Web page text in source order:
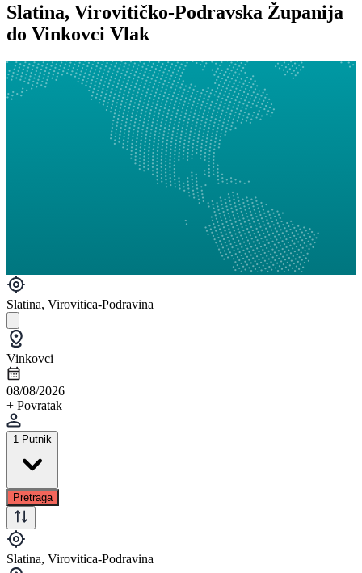
Slatina, Virovitičko-Podravska Županija
do Vinkovci Vlak
Slatina, Virovitica-Podravina
Vinkovci
08/08/2026
+ Povratak
1 Putnik
Pretraga
Slatina, Virovitica-Podravina